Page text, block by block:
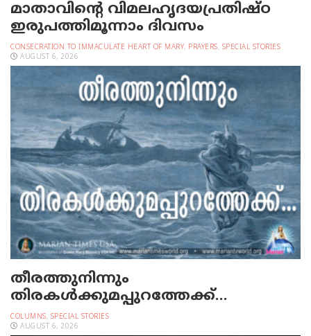
മാതാവിന്റെ വിമലഹൃദയപ്രതിഷ്ഠ
ഇരുപത്തിമൂന്നാം ദിവസം
CONSECRATION TO IMMACULATE HEART OF MARY, PRAYERS, SPECIAL STORIES
AUGUST 6, 2026
തീരത്തുനിന്നും
തിരകള്‍ക്കുമപ്പുറത്തേക്ക്…
COLUMNS, SPECIAL STORIES
AUGUST 6, 2026